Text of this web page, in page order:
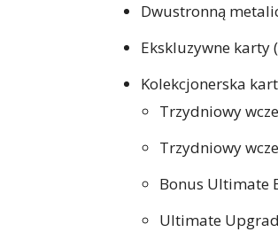
Dwustronną
Ekskluzywne karty
Kolekcjonerska
Trzydniowy
Trzydniowy
Bonus Ultimate
Ultimate